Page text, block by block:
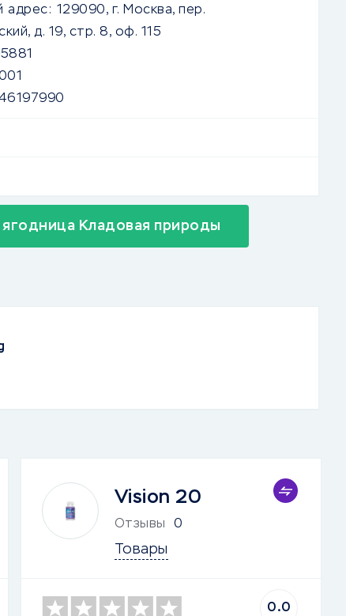
адрес: 129090, г. Москва, пер.
д. 19, стр. 8, оф. 115
Кладовая природы
Vision 20
Отзывы 0
Товары
0.0